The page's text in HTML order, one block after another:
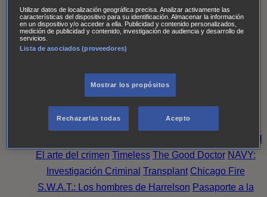
Ladrón de guante blanco Hannibal Daños y Perjuicios
AXN Masters of Sex Three PinesAccused Carter
Nevers
Magpie Murders Blindspot Coyote
Reckoning: Ajuste de Cuentas
Noche Wild Bill Mentes Criminales Candice Renoir
Absentia Harrow Bulletproof Annika Lincoln Rhyme:
El arte del crimen Timeless The Good Doctor NAVY:
Investigación Criminal Transplant Chicago Fire
S.W.A.T.: Los hombres de Harrelson Pasaporte a la
Utilizar datos de localización geográfica precisa. Analizar activamente las
características del dispositivo para su identificación. Almacenar la información
en un dispositivo y/o acceder a ella. Publicidad y contenido personalizados,
medición de publicidad y contenido, investigación de audiencia y desarrollo de
servicios.
Lista de asociados (proveedores)
Mostrar los propósitos
Rechazarlas todas Acepto